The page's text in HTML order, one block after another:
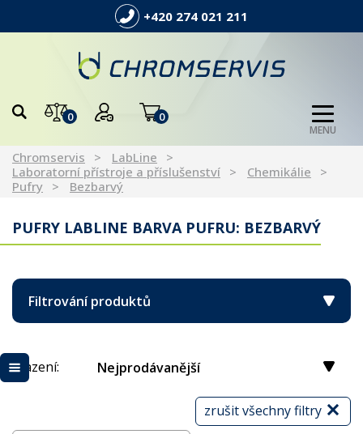
+420 274 021 211
0 0
MENU
Chromservis
LabLine
Laboratorní přístroje a příslušenství
Chemikálie
Pufry
Bezbarvý
PUFRY LABLINE BARVA PUFRU: BEZBARVÝ
Filtrování produktů
Řazení: Nejprodávanější
zrušit všechny filtry